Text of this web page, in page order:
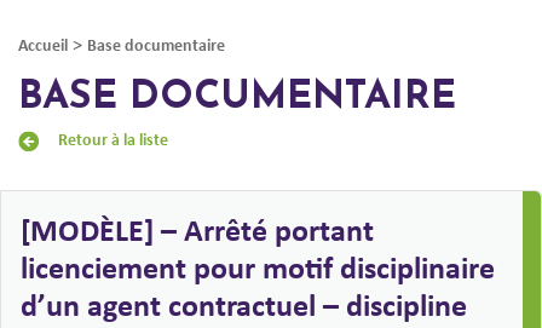
Accueil > Base documentaire
BASE DOCUMENTAIRE
Retour à la liste
[MODÈLE] – Arrêté portant
licenciement pour motif disciplinaire
d’un agent contractuel – discipline